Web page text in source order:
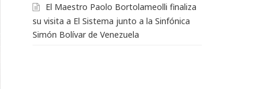
El Maestro Paolo Bortolameolli finaliza
su visita a El Sistema junto a la Sinfónica
Simón Bolívar de Venezuela